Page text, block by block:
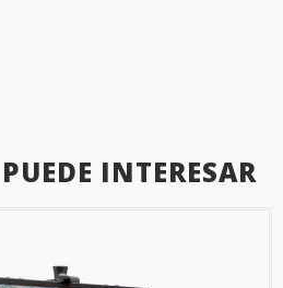
INTERESAR